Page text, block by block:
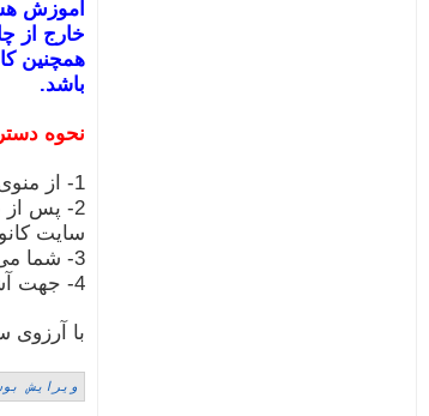
آموزش
خارج از
همچنین
باشد.
نحوه
1- از منوی سایت کانون همپاس "کافه ناصری" را انتخاب نمایید.
2- پس از
سایت
3- شما می توانید پس از اولین ورود یا هر زمان دیگر، رمز ورود خود را از طریق گزینه "تنظیمات من" واقع در منوی بالای صفحه فروم تغییر دهید.
4- جهت آشنایی با امکانات مختلف فروم و نحوه کار می توانید به قسمت "کمک" منوی کافه ناصری مراجعه نمایید.
با آرزوی
ویرایش